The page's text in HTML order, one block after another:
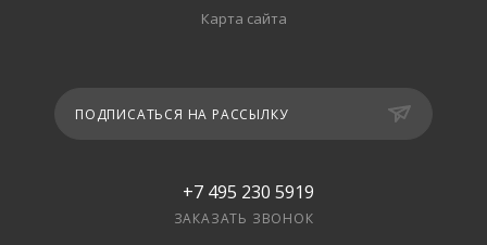
Карта сайта
ПОДПИСАТЬСЯ НА РАССЫЛКУ
+7 495 230 5919
ЗАКАЗАТЬ ЗВОНОК